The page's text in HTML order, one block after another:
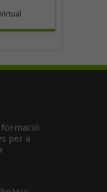
formació
per a